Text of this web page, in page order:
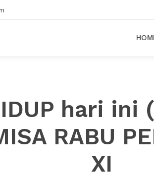
hari ini
RABU
XI